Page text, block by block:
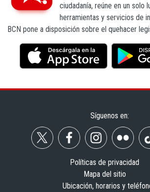
ciudadanía, reúne en un solo
herramientas y servicios de
BCN pone a disposición sobre el quehacer
Síguenos en:
Políticas de privacidad
Mapa del sitio
Ubicación, horarios y